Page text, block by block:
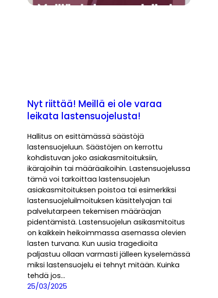
Nyt riittää! Meillä ei ole varaa
leikata lastensuojelusta!
Hallitus on esittämässä säästöjä
lastensuojeluun. Säästöjen on kerrottu
kohdistuvan joko asiakasmitoituksiin,
ikärajoihin tai määräaikoihin. Lastensuojelussa
tämä voi tarkoittaa lastensuojelun
asiakasmitoituksen poistoa tai esimerkiksi
lastensuojeluilmoituksen käsittelyajan tai
palvelutarpeen tekemisen määräajan
pidentämistä. Lastensuojelun asikasmitoitus
on kaikkein heikoimmassa asemassa olevien
lasten turvana. Kun uusia tragedioita
paljastuu ollaan varmasti jälleen kyselemässä
miksi lastensuojelu ei tehnyt mitään. Kuinka
tehdä jos…
25/03/2025